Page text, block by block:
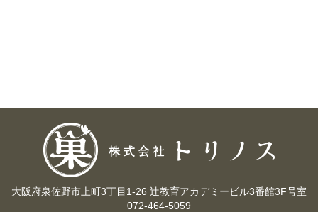
大阪府泉佐野市上町3丁目1-26 辻教育アカデミービル3番館3F号室
072-464-5059